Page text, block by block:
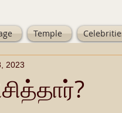
Temple
2023